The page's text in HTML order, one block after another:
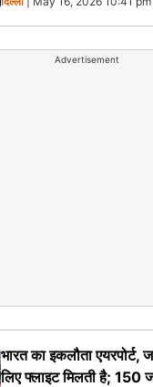
Advertisement
भारत का इकलौता
लिए फ्लाइट मिलती है; 150